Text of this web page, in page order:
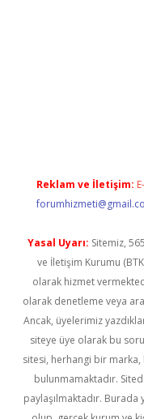
Reklam ve İletişim:
Yasal Uyarı: Sitemiz,
ve İletişim Kurumu
olarak hizmet
olarak denetleme veya
Ancak, üyelerimiz
siteye üye olarak bu
sitesi, herhangi bir marka,
bulunmamaktadır.
paylaşılmaktadır.